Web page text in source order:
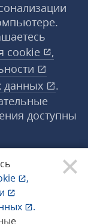
,
.
cookie
,
данных
.
доступны
права